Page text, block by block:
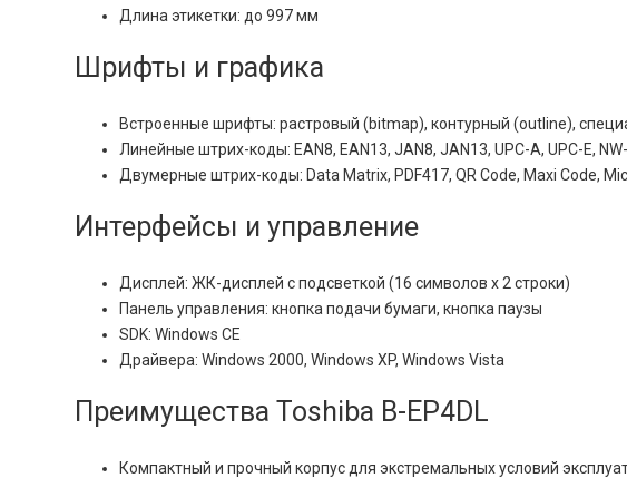
Длина этикетки: до 997 мм
Шрифты и графика
Встроенные шрифты: растровый (bitmap), контурный (outline),
Линейные штрих-коды: EAN8, EAN13, JAN8, JAN13, UPC-A, UPC-E,
Двумерные штрих-коды: Data Matrix, PDF417, QR Code, Maxi Code,
Интерфейсы и управление
Дисплей: ЖК-дисплей с подсветкой (16 символов x 2 строки)
Панель управления: кнопка подачи бумаги, кнопка паузы
SDK: Windows CE
Драйвера: Windows 2000, Windows XP, Windows Vista
Преимущества Toshiba B-EP4DL
Компактный и прочный корпус для экстремальных условий